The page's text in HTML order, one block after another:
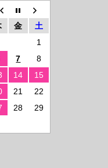
金
土
1
7
8
14
15
21
22
28
29